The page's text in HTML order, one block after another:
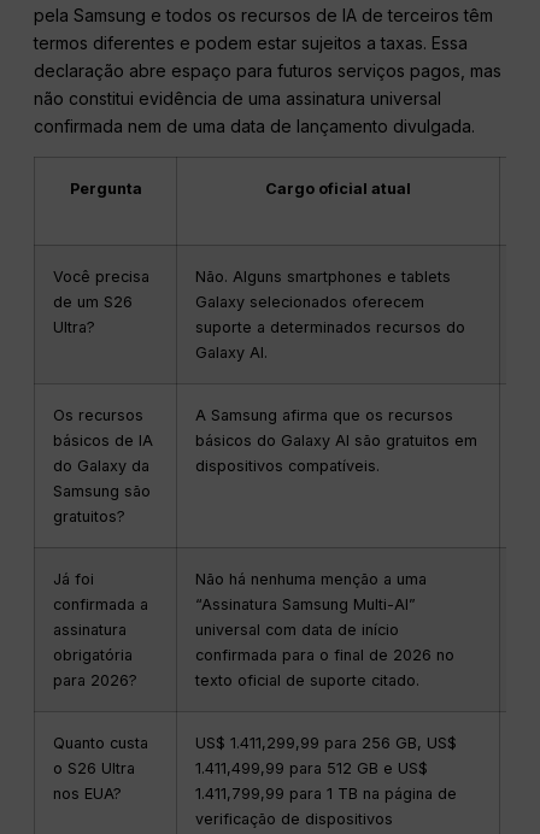
pela Samsung e todos os recursos de IA de terceiros têm
termos diferentes e podem estar sujeitos a taxas. Essa
declaração abre espaço para futuros serviços pagos, mas
não constitui evidência de uma assinatura universal
confirmada nem de uma data de lançamento divulgada.
Pergunta Cargo oficial atual
Você precisa
de um S26
Ultra?
Não. Alguns smartphones e tablets
Galaxy selecionados oferecem
suporte a determinados recursos do
Galaxy AI.
Os recursos
básicos de IA
do Galaxy da
Samsung são
gratuitos?
A Samsung afirma que os recursos
básicos do Galaxy AI são gratuitos em
dispositivos compatíveis.
Já foi
confirmada a
assinatura
obrigatória
para 2026?
Não há nenhuma menção a uma
“Assinatura Samsung Multi-AI”
universal com data de início
confirmada para o final de 2026 no
texto oficial de suporte citado.
Quanto custa
o S26 Ultra
nos EUA?
US$ 1.411,299,99 para 256 GB, US$
1.411,499,99 para 512 GB e US$
1.411,799,99 para 1 TB na página de
verificação de dispositivos